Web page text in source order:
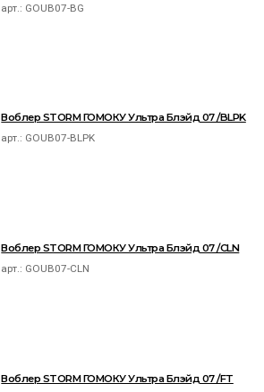
арт.: GOUB07-BG
Воблер STORM ГОМОКУ Ультра Блэйд 07 /BLPK
арт.: GOUB07-BLPK
Воблер STORM ГОМОКУ Ультра Блэйд 07 /CLN
арт.: GOUB07-CLN
Воблер STORM ГОМОКУ Ультра Блэйд 07 /FT